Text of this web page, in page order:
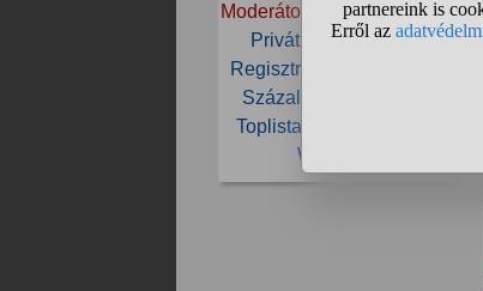
Moderátor
Oldal Pontozás
Privát
Privát üzenet
Regisztráció
Százalék
Toplista
Weboldal